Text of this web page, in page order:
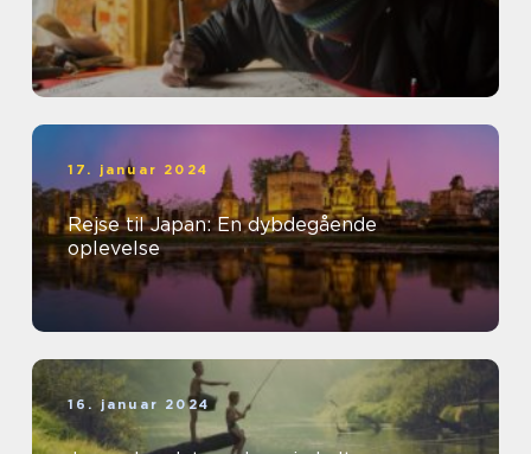
17. januar 2024
Rejse til Japan: En dybdegående
oplevelse
16. januar 2024